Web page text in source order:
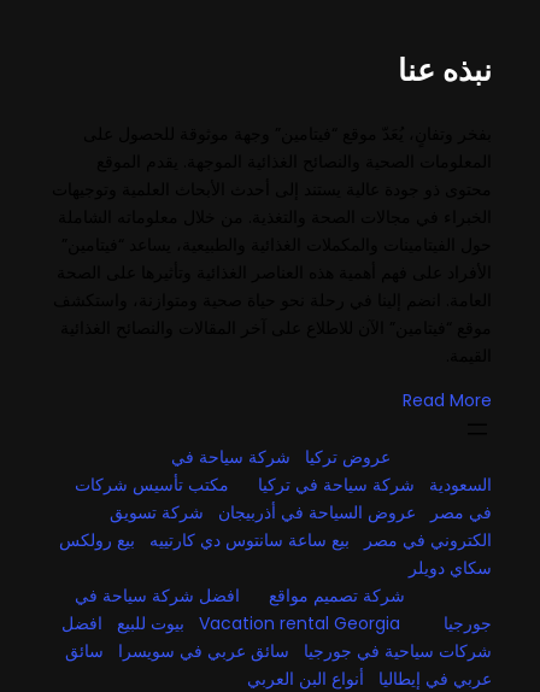
نبذه عنا
Read More
عروض تركيا
شركة سياحة في
السعودية
شركة سياحة في تركيا
مكتب تأسيس شركات
في مصر
عروض السياحة في أذربيجان
شركة تسويق
الكتروني في مصر
بيع ساعة سانتوس دي كارتييه
بيع رولكس
سكاي دويلر
شركة تصميم مواقع
افضل شركة سياحة في
جورجيا
Vacation rental Georgia بيوت للبيع
افضل
شركات سياحية في جورجيا
سائق عربي في سويسرا
سائق
عربي في إيطاليا
أنواع البن العربي